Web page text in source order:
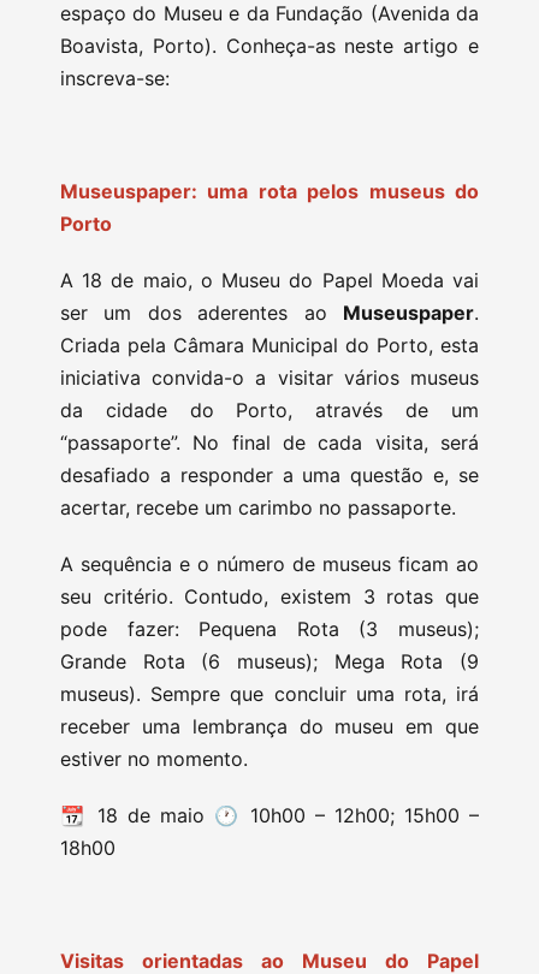
espaço do Museu e da Fundação (Avenida da
Boavista, Porto). Conheça-as neste artigo e
inscreva-se:
Museuspaper: uma rota pelos museus do
Porto
A 18 de maio, o Museu do Papel Moeda vai
ser um dos aderentes ao Museuspaper.
Criada pela Câmara Municipal do Porto, esta
iniciativa convida-o a visitar vários museus
da cidade do Porto, através de um
“passaporte”. No final de cada visita, será
desafiado a responder a uma questão e, se
acertar, recebe um carimbo no passaporte.
A sequência e o número de museus ficam ao
seu critério. Contudo, existem 3 rotas que
pode fazer: Pequena Rota (3 museus);
Grande Rota (6 museus); Mega Rota (9
museus). Sempre que concluir uma rota, irá
receber uma lembrança do museu em que
estiver no momento.
📆 18 de maio 🕐 10h00 – 12h00; 15h00 –
18h00
Visitas orientadas ao Museu do Papel